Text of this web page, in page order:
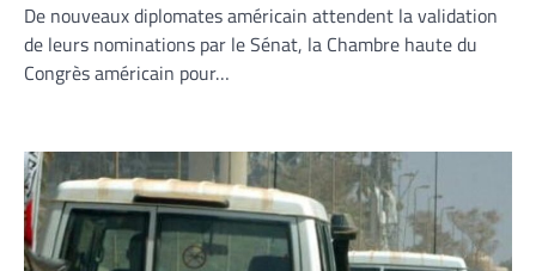
De nouveaux diplomates américain attendent la validation
de leurs nominations par le Sénat, la Chambre haute du
Congrès américain pour…